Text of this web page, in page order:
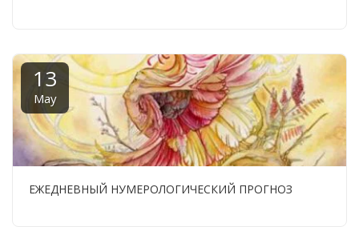
13
May
ЕЖЕДНЕВНЫЙ НУМЕРОЛОГИЧЕСКИЙ ПРОГНОЗ